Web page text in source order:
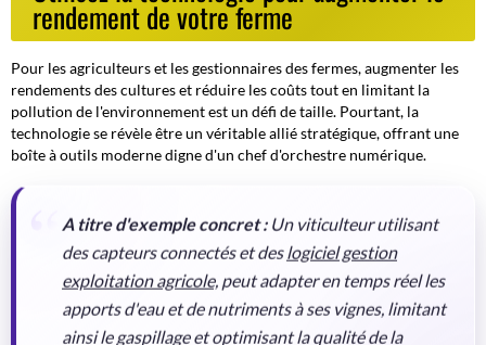
rendement de votre ferme
Pour les agriculteurs et les gestionnaires des fermes, augmenter les
rendements des cultures et réduire les coûts tout en limitant la
pollution de l'environnement est un défi de taille. Pourtant, la
technologie se révèle être un véritable allié stratégique, offrant une
boîte à outils moderne digne d'un chef d'orchestre numérique.
A titre d'exemple concret :Un viticulteur utilisant
des capteurs connectés et des logiciel gestion
exploitation agricole, peut adapter en temps réel les
apports d'eau et de nutriments à ses vignes, limitant
ainsi le gaspillage et optimisant la qualité de la